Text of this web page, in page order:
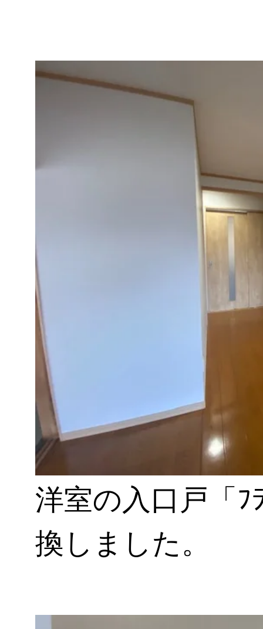
洋室の入口戸「ﾌ
換しました。